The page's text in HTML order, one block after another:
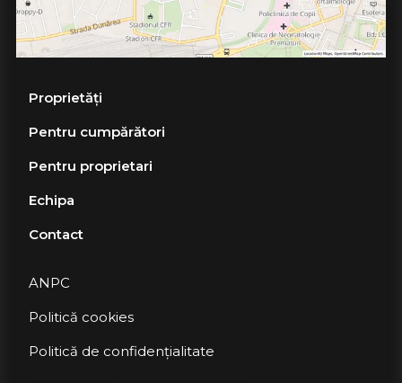
Proprietăți
Pentru cumpărători
Pentru proprietari
Echipa
Contact
ANPC
Politică cookies
Politică de confidențialitate